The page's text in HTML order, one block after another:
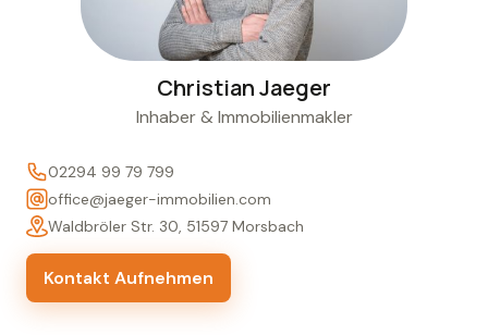
Christian Jaeger
Inhaber & Immobilienmakler
02294 99 79 799
office@jaeger-immobilien.com
Waldbröler Str. 30, 51597 Morsbach
Kontakt Aufnehmen